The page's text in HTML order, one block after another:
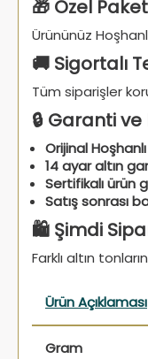
🎁 Özel
Ürününüz
🚚 Sigortalı
Tüm siparişler
🔒 Garanti
Orijinal
14 ayar altın
Sertifikalı ürün
Satış sonrası
🛍️ Şimdi
Farklı altın
Ürün Açıklaması
Gram